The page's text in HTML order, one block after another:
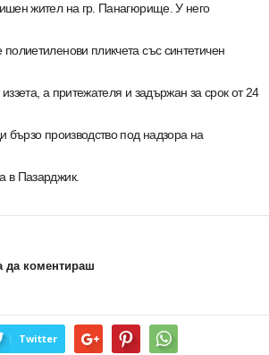
жител на гр. Панагюрище. У него
пликчета със синтетичен
а притежателя и задържан за срок от 24
бързо производство под надзора на
в Пазарджик.
да коментираш
Twitter